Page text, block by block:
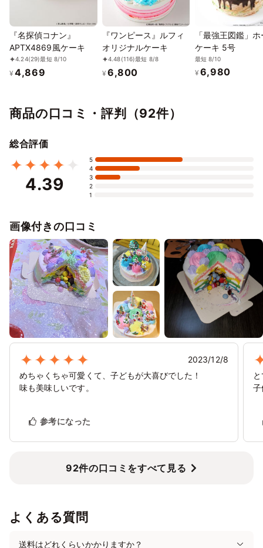
『名探偵コナン』
APTX4869風ケーキ
4.24(29)最短 8/10
¥ 4,869
『ワンピース』ルフィ
オリジナルケーキ
4.48(116)最短 8/8
¥ 6,800
「最強王図鑑」
ケーキ 5号
最短 8/10
¥ 6,980
商品の口コミ・評判（92件）
総合評価
4.39
5
4
3
2
1
画像付きの口コミ
2023/12/8
めちゃくちゃ可愛くて、子どもが大喜びでした！
味も美味しいです。
参考になった
子
92件の口コミをすべて見る
よくある質問
送料はどれくらいかかりますか？